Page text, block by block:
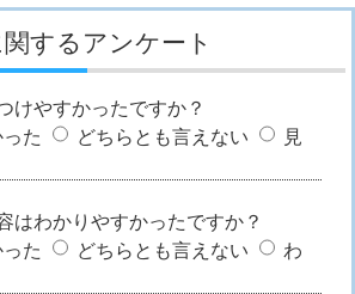
するアンケート
けやすかったですか？
た
どちらとも言えない
見
はわかりやすかったですか？
た
どちらとも言えない
わ